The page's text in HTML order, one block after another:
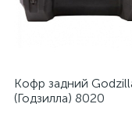
Кофр задний
(Годзилла) 8020